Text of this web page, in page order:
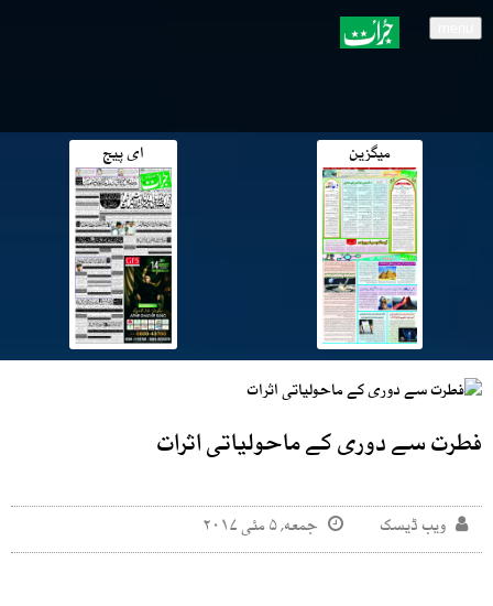
میگزین ای پیج
فطرت سے دوری کے ماحولیاتی اثرات
ویب ڈیسک جمعه, ۵ مئی ۲۰۱۷